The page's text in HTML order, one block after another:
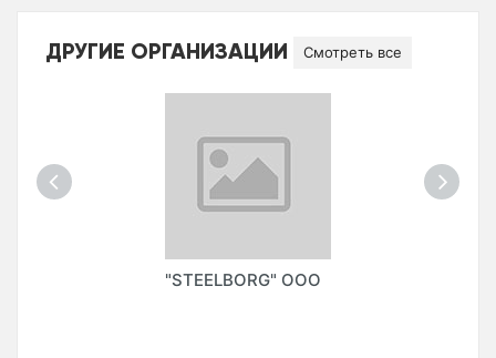
ДРУГИЕ ОРГАНИЗАЦИИ Смотреть все
"STEELBORG" ООО